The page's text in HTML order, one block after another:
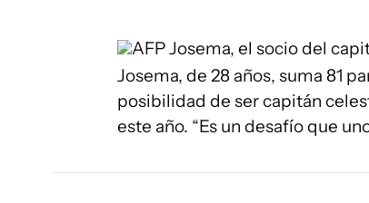
AFPJosema, el socio del
Josema, de 28 años, suma 81
posibilidad de ser capitán
este año. “Es un desafío que